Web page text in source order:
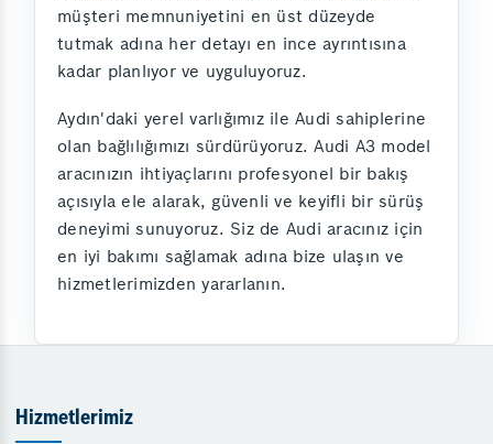
müşteri memnuniyetini en üst düzeyde
tutmak adına her detayı en ince ayrıntısına
kadar planlıyor ve uyguluyoruz.
Aydın'daki yerel varlığımız ile Audi sahiplerine
olan bağlılığımızı sürdürüyoruz. Audi A3 model
aracınızın ihtiyaçlarını profesyonel bir bakış
açısıyla ele alarak, güvenli ve keyifli bir sürüş
deneyimi sunuyoruz. Siz de Audi aracınız için
en iyi bakımı sağlamak adına bize ulaşın ve
hizmetlerimizden yararlanın.
Hizmetlerimiz